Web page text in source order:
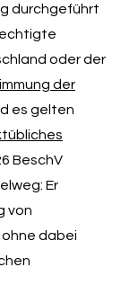
durchgeführt
oder der
der
es gelten
BeschV
Er
von
dabei